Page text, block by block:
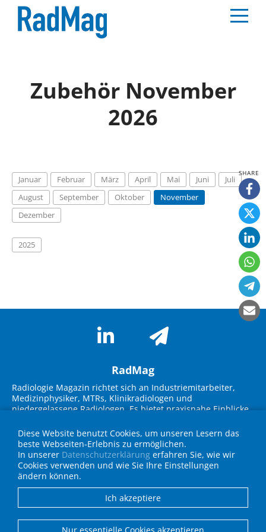
Zubehör November
2026
Januar Februar März April Mai Juni
Juli
August
September Oktober
November
Dezember
2025
RadMag
Radiologie Magazin richtet sich an Industriemitarbeiter,
Medizinphysiker, MTRs, Klinikradiologen und
niedergelassene Radiologen. Es bietet praxisnahe Einblicke
Lösungen. Im Fokus stehen Themen wie KI-Integration,
Workflow-Optimierung, strukturierte Befundung und
Strahlenschutz. Experteninterviews, Fallbeispiele und
Geräteübersichten unterstützen die Zielgruppe bei
Entscheidungen für die Praxis und fördern den
Anbieterverzeichnis
Diese Website benutzt Cookies, um unseren Lesern das
beste Webseiten-Erlebnis zu ermöglichen.
In unserer Datenschutzerklärung erfahren Sie, wie wir
Cookies verwenden und wie Sie Ihre Einstellungen
ändern können.
Ich akzeptiere